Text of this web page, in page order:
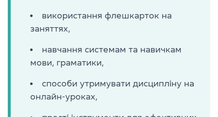
використання флешкарток на
заняттях,
навчання системам та навичкам
мови, граматики,
способи утримувати дисципліну на
онлайн-уроках,